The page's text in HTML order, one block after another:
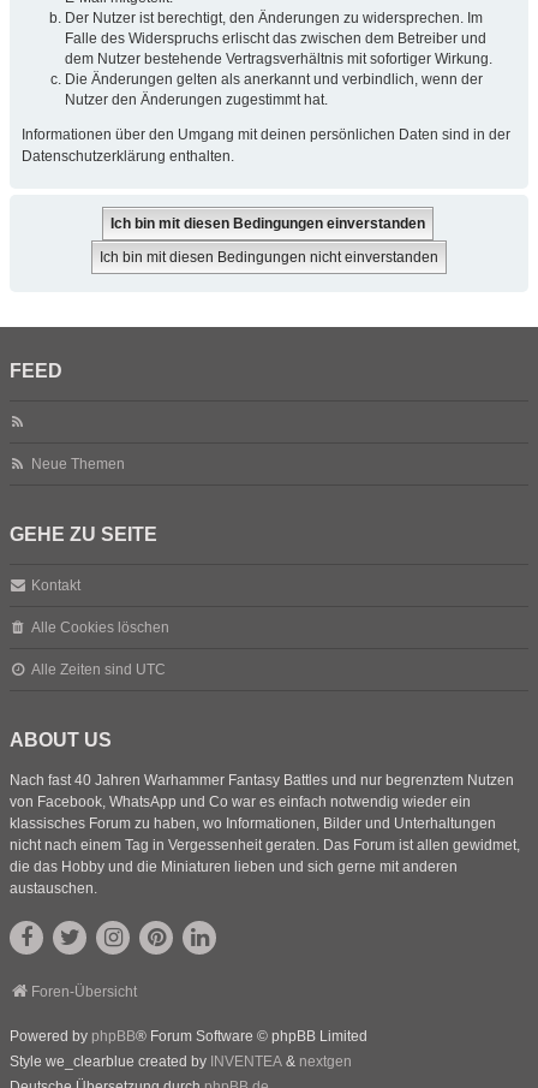
Der Nutzer ist berechtigt, den Änderungen zu widersprechen. Im
Falle des Widerspruchs erlischt das zwischen dem Betreiber und
dem Nutzer bestehende Vertragsverhältnis mit sofortiger Wirkung.
Die Änderungen gelten als anerkannt und verbindlich, wenn der
Nutzer den Änderungen zugestimmt hat.
Informationen über den Umgang mit deinen persönlichen Daten sind in der
Datenschutzerklärung enthalten.
FEED
Neue Themen
GEHE ZU SEITE
Kontakt
Alle Cookies löschen
Alle Zeiten sind UTC
ABOUT US
Nach fast 40 Jahren Warhammer Fantasy Battles und nur begrenztem Nutzen
von Facebook, WhatsApp und Co war es einfach notwendig wieder ein
klassisches Forum zu haben, wo Informationen, Bilder und Unterhaltungen
nicht nach einem Tag in Vergessenheit geraten. Das Forum ist allen gewidmet,
die das Hobby und die Miniaturen lieben und sich gerne mit anderen
austauschen.
Foren-Übersicht
Powered by phpBB® Forum Software © phpBB Limited
Style we_clearblue created by INVENTEA & nextgen